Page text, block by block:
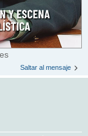
Saltar al mensaje